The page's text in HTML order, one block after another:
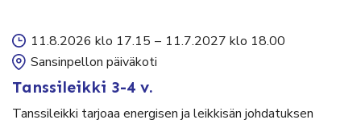
11.8.2026 klo 17.15 – 11.7.2027 klo 18.00
Sansinpellon päiväkoti
Tanssileikki 3-4 v.
Tanssileikki tarjoaa energisen ja leikkisän johdatuksen